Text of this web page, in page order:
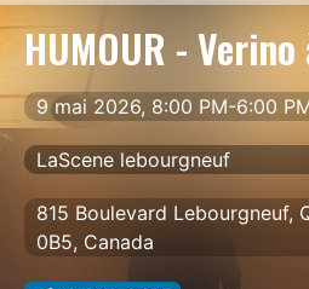
HUMOUR - Verino
9 mai 2026, 8:00 PM-6:00
LaScene lebourgneuf
815 Boulevard Lebourgneuf,
0B5, Canada